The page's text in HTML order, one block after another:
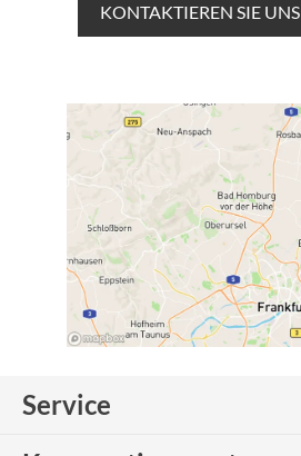
KONTAKTIEREN SIE UNS
Service